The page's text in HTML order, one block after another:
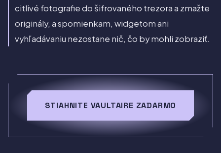
citlivé fotografie do šifrovaného trezora a zmažte
originály, a spomienkam, widgetom ani
vyhľadávaniu nezostane nič, čo by mohli zobraziť.
STIAHNITE VAULTAIRE ZADARMO